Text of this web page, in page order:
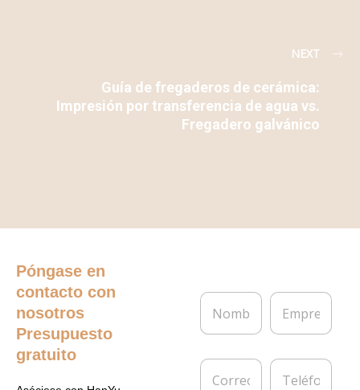
NEXT
Guía de fregaderos de cerámica:
Impresión por transferencia de agua vs.
Fregadero galvánico
Póngase en
contacto con
nosotros
Presupuesto
gratuito
N
m
r
E
p
e
C
T